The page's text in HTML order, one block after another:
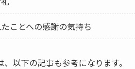
ことへの感謝の気持ち
以下の記事も参考になります。